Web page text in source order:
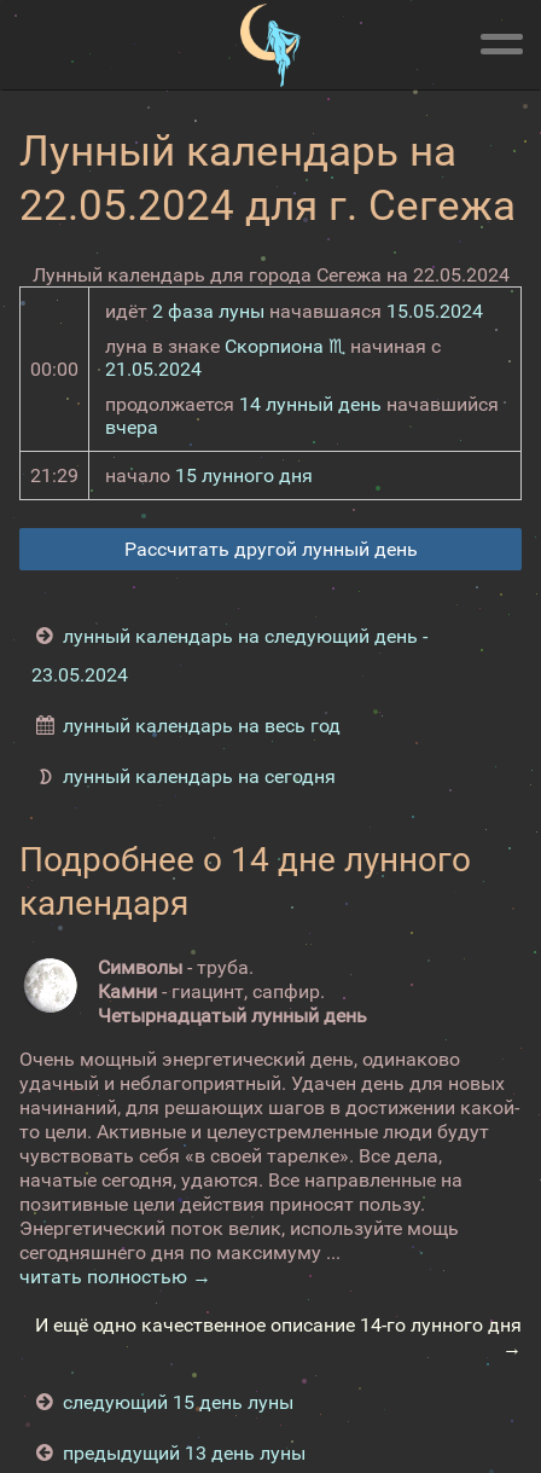
Лунный календарь на
22.05.2024 для г. Сегежа
Лунный календарь для города Сегежа на 22.05.2024
00:00
идёт 2 фаза луны начавшаяся 15.05.2024
луна в знаке Скорпиона ♏ начиная с
21.05.2024
продолжается 14 лунный день начавшийся
вчера
21:29 начало 15 лунного дня
Рассчитать другой лунный день
лунный календарь на следующий день -
23.05.2024
лунный календарь на весь год
лунный календарь на сегодня
Подробнее о 14 дне лунного
календаря
Символы - труба.
Камни - гиацинт, сапфир.
Четырнадцатый лунный день
Очень мощный энергетический день, одинаково
удачный и неблагоприятный. Удачен день для новых
начинаний, для решающих шагов в достижении какой-
то цели. Активные и целеустремленные люди будут
чувствовать себя «в своей тарелке». Все дела,
начатые сегодня, удаются. Все направленные на
позитивные цели действия приносят пользу.
Энергетический поток велик, используйте мощь
сегодняшнего дня по максимуму ...
читать полностью →
И ещё одно качественное описание 14-го лунного дня
→
следующий 15 день луны
предыдущий 13 день луны